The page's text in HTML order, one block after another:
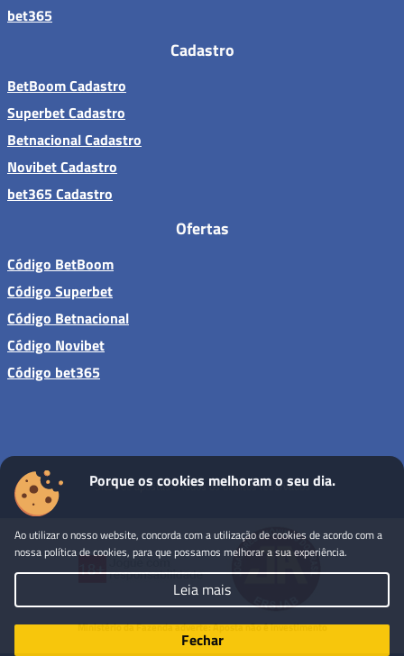
bet365
Cadastro
BetBoom Cadastro
Superbet Cadastro
Betnacional Cadastro
Novibet Cadastro
bet365 Cadastro
Ofertas
Código BetBoom
Código Superbet
Código Betnacional
Código Novibet
Código bet365
Sites de apostas - Todos os direitos reservados
Porque os cookies melhoram o seu dia.
Ao utilizar o nosso website, concorda com a utilização de cookies de acordo com a
nossa política de cookies, para que possamos melhorar a sua experiência.
Leia mais
Fechar
Ministério da Fazenda adverte: Aposta não é investimento